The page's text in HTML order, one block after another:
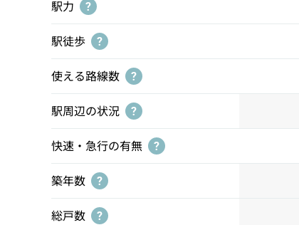
駅力 ?
駅徒歩 ?
使える路線数 ?
駅周辺の状況 ?
快速・急行の有無 ?
築年数 ?
総戸数 ?